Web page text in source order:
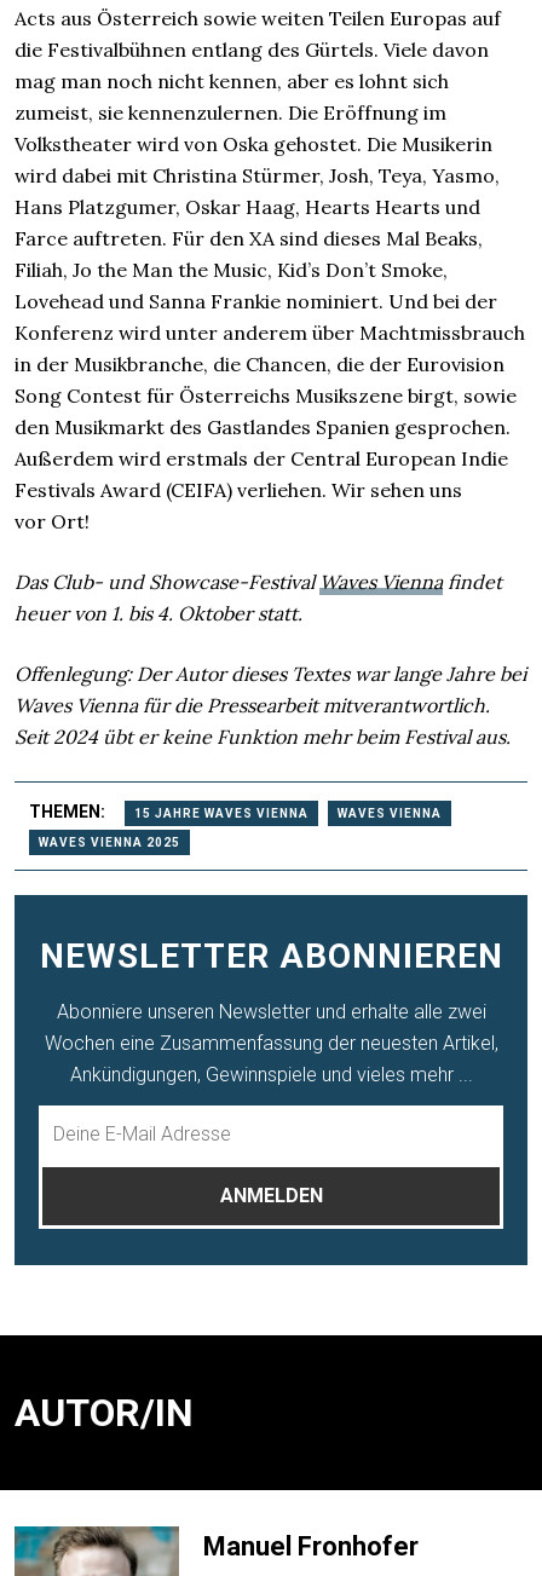
Acts aus Österreich sowie weiten Teilen Europas auf
die Festivalbühnen entlang des Gürtels. Viele davon
mag man noch nicht kennen, aber es lohnt sich
zumeist, sie kennenzulernen. Die Eröffnung im
Volkstheater wird von Oska gehostet. Die Musikerin
wird dabei mit Christina Stürmer, Josh, Teya, Yasmo,
Hans Platzgumer, Oskar Haag, Hearts Hearts und
Farce auftreten. Für den XA sind dieses Mal Beaks,
Filiah, Jo the Man the Music, Kid’s Don’t Smoke,
Lovehead und Sanna Frankie nominiert. Und bei der
Konferenz wird unter anderem über Machtmissbrauch
in der Musikbranche, die Chancen, die der Eurovision
Song Contest für Österreichs Musikszene birgt, sowie
den Musikmarkt des Gastlandes Spanien gesprochen.
Außerdem wird erstmals der Central European Indie
Festivals Award (CEIFA) verliehen. Wir sehen uns
vor Ort!
Das Club- und Showcase-Festival Waves Viennafindet
heuer von 1. bis 4. Oktober statt.
Offenlegung: Der Autor dieses Textes war lange Jahre bei
Waves Vienna für die Pressearbeit mitverantwortlich.
Seit 2024 übt er keine Funktion mehr beim Festival aus.
THEMEN: 15 JAHRE WAVES VIENNA WAVES VIENNA
WAVES VIENNA 2025
NEWSLETTER ABONNIEREN
Abonniere unseren Newsletter und erhalte alle zwei
Wochen eine Zusammenfassung der neuesten Artikel,
Ankündigungen, Gewinnspiele und vieles mehr ...
AUTOR/IN
Manuel Fronhofer